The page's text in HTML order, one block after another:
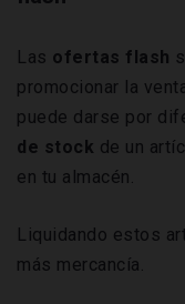
Las ofertas flash
promocionar la
puede darse por
de stock de un
en tu almacén.
Liquidando estos
más mercancía.